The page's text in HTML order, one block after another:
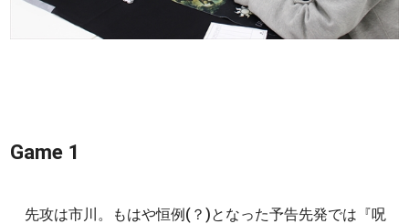
Game 1
先攻は市川。もはや恒例(？)となった予告先発では『呪